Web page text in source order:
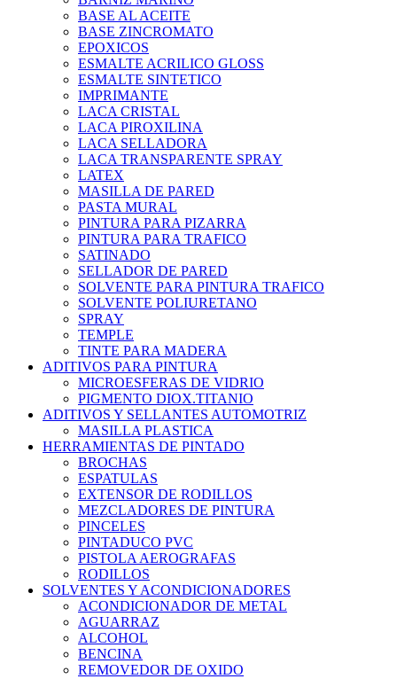
BASE AL ACEITE
BASE ZINCROMATO
EPOXICOS
ESMALTE ACRILICO GLOSS
ESMALTE SINTETICO
IMPRIMANTE
LACA CRISTAL
LACA PIROXILINA
LACA SELLADORA
LACA TRANSPARENTE SPRAY
LATEX
MASILLA DE PARED
PASTA MURAL
PINTURA PARA PIZARRA
PINTURA PARA TRAFICO
SATINADO
SELLADOR DE PARED
SOLVENTE PARA PINTURA TRAFICO
SOLVENTE POLIURETANO
SPRAY
TEMPLE
TINTE PARA MADERA
ADITIVOS PARA PINTURA
MICROESFERAS DE VIDRIO
PIGMENTO DIOX.TITANIO
ADITIVOS Y SELLANTES AUTOMOTRIZ
MASILLA PLASTICA
HERRAMIENTAS DE PINTADO
BROCHAS
ESPATULAS
EXTENSOR DE RODILLOS
MEZCLADORES DE PINTURA
PINCELES
PINTADUCO PVC
PISTOLA AEROGRAFAS
RODILLOS
SOLVENTES Y ACONDICIONADORES
ACONDICIONADOR DE METAL
AGUARRAZ
ALCOHOL
BENCINA
REMOVEDOR DE OXIDO